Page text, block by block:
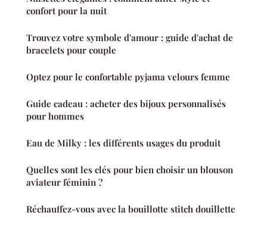
confort pour la nuit
Trouvez votre symbole d'amour : guide d'achat de
bracelets pour couple
Optez pour le confortable pyjama velours femme
Guide cadeau : acheter des bijoux personnalisés
pour hommes
Eau de Milky : les différents usages du produit
Quelles sont les clés pour bien choisir un blouson
aviateur féminin ?
Réchauffez-vous avec la bouillotte stitch douillette